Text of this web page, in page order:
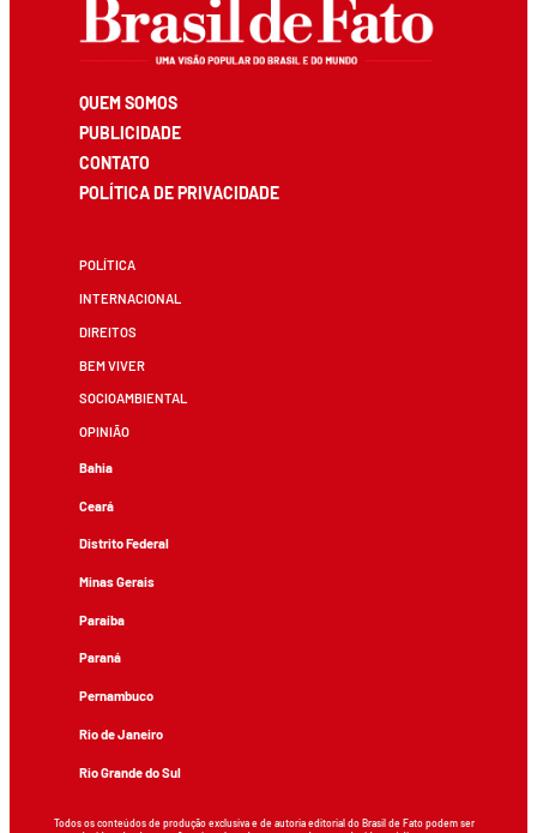
QUEM SOMOS
PUBLICIDADE
CONTATO
POLÍTICA DE PRIVACIDADE
POLÍTICA
INTERNACIONAL
DIREITOS
BEM VIVER
SOCIOAMBIENTAL
OPINIÃO
Bahia
Ceará
Distrito Federal
Minas Gerais
Paraíba
Paraná
Pernambuco
Rio de Janeiro
Rio Grande do Sul
Todos os conteúdos de produção exclusiva e de autoria editorial do Brasil de Fato podem ser